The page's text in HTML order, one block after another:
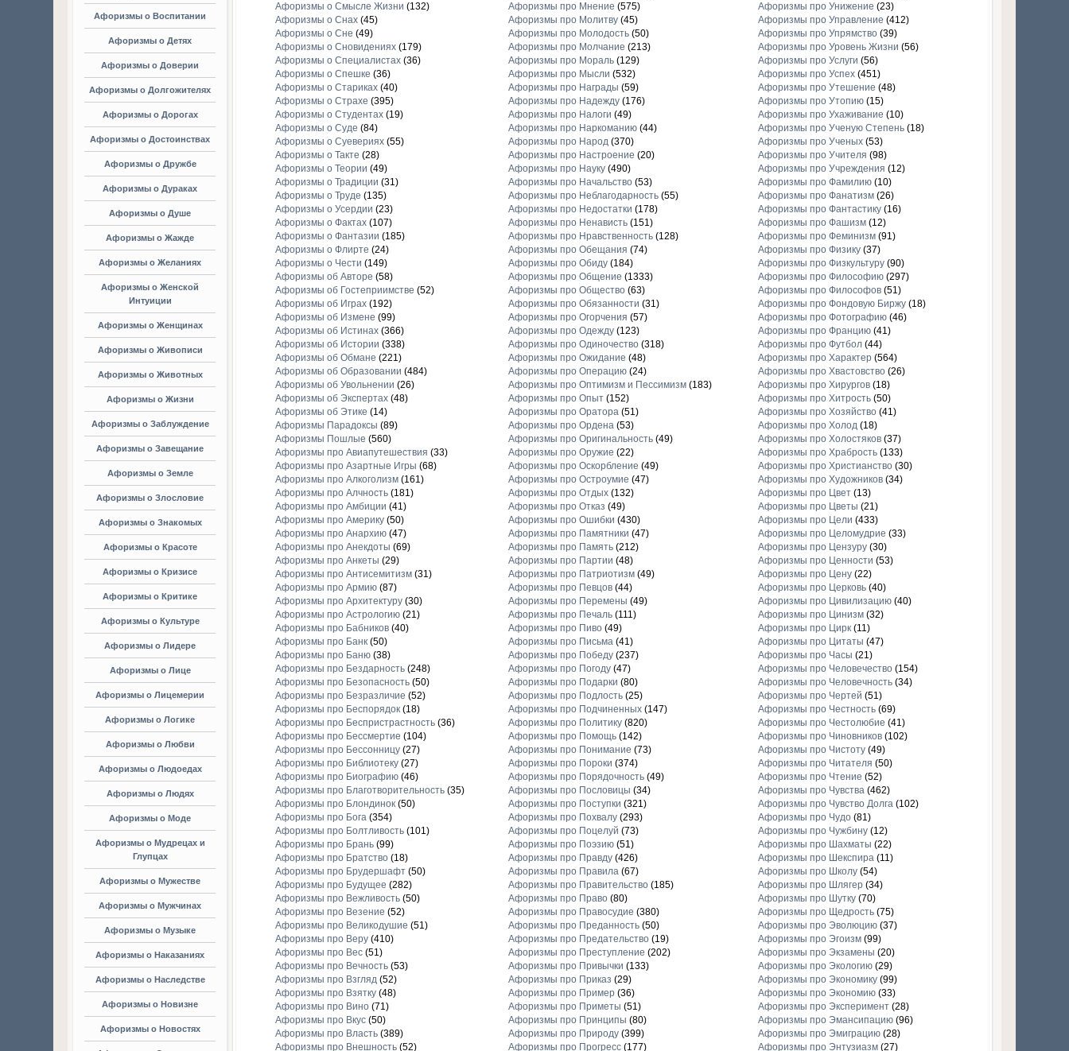
Афоризмы о Воспитании
Афоризмы о Детях
Афоризмы о Доверии
Афоризмы о Долгожителях
Афоризмы о Дорогах
Афоризмы о Достоинствах
Афоризмы о Дружбе
Афоризмы о Дураках
Афоризмы о Душе
Афоризмы о Жажде
Афоризмы о Желаниях
Афоризмы о Женской
Интуиции
Афоризмы о Женщинах
Афоризмы о Живописи
Афоризмы о Животных
Афоризмы о Жизни
Афоризмы о Заблуждение
Афоризмы о Завещание
Афоризмы о Земле
Афоризмы о Злословие
Афоризмы о Знакомых
Афоризмы о Красоте
Афоризмы о Кризисе
Афоризмы о Критике
Афоризмы о Культуре
Афоризмы о Лидере
Афоризмы о Лице
Афоризмы о Лицемерии
Афоризмы о Логике
Афоризмы о Любви
Афоризмы о Людоедах
Афоризмы о Людях
Афоризмы о Моде
Афоризмы о Мудрецах и
Глупцах
Афоризмы о Мужестве
Афоризмы о Мужчинах
Афоризмы о Музыке
Афоризмы о Наказаниях
Афоризмы о Наследстве
Афоризмы о Новизне
Афоризмы о Новостях
Афоризмы о Смысле Жизни (132)
Афоризмы о Снах(45)
Афоризмы о Сне (49)
Афоризмы о Сновидениях(179)
Афоризмы о Специалистах(36)
Афоризмы о Спешке (36)
Афоризмы о Стариках(40)
Афоризмы о Страхе (395)
Афоризмы о Студентах(19)
Афоризмы о Суде (84)
Афоризмы о Суевериях(55)
Афоризмы о Такте (28)
Афоризмы о Теории (49)
Афоризмы о Традиции (31)
Афоризмы о Труде (135)
Афоризмы о Усердии (23)
Афоризмы о Фактах(107)
Афоризмы о Фантазии (185)
Афоризмы о Флирте (24)
Афоризмы о Чести (149)
Афоризмы об Авторе (58)
Афоризмы об Гостеприимстве (52)
Афоризмы об Играх(192)
Афоризмы об Измене (99)
Афоризмы об Истинах(366)
Афоризмы об Истории (338)
Афоризмы об Обмане (221)
Афоризмы об Образовании (484)
Афоризмы об Увольнении (26)
Афоризмы об Экспертах(48)
Афоризмы об Этике (14)
Афоризмы Парадоксы (89)
Афоризмы Пошлые (560)
Афоризмы про Авиапутешествия (33)
Афоризмы про Азартные Игры (68)
Афоризмы про Алкоголизм(161)
Афоризмы про Алчность(181)
Афоризмы про Амбиции (41)
Афоризмы про Америку(50)
Афоризмы про Анархию(47)
Афоризмы про Анекдоты (69)
Афоризмы про Анкеты (29)
Афоризмы про Антисемитизм(31)
Афоризмы про Армию(87)
Афоризмы про Архитектуру(30)
Афоризмы про Астрологию(21)
Афоризмы про Бабников(40)
Афоризмы про Банк(50)
Афоризмы про Баню(38)
Афоризмы про Бездарность(248)
Афоризмы про Безопасность(50)
Афоризмы про Безразличие (52)
Афоризмы про Беспорядок(18)
Афоризмы про Беспристрастность(36)
Афоризмы про Бессмертие (104)
Афоризмы про Бессонницу(27)
Афоризмы про Библиотеку(27)
Афоризмы про Биографию(46)
Афоризмы про Благотворительность(35)
Афоризмы про Блондинок(50)
Афоризмы про Бога(354)
Афоризмы про Болтливость(101)
Афоризмы про Брань(99)
Афоризмы про Братство(18)
Афоризмы про Брудершафт(50)
Афоризмы про Будущее (282)
Афоризмы про Вежливость(50)
Афоризмы про Везение (52)
Афоризмы про Великодушие (51)
Афоризмы про Веру(410)
Афоризмы про Вес(51)
Афоризмы про Вечность(53)
Афоризмы про Взгляд(52)
Афоризмы про Взятку(48)
Афоризмы про Вино(71)
Афоризмы про Вкус(50)
Афоризмы про Власть(389)
Афоризмы про Внешность(52)
Афоризмы про Мнение (575)
Афоризмы про Молитву(45)
Афоризмы про Молодость(50)
Афоризмы про Молчание (213)
Афоризмы про Мораль(129)
Афоризмы про Мысли (532)
Афоризмы про Награды (59)
Афоризмы про Надежду(176)
Афоризмы про Налоги (49)
Афоризмы про Наркоманию(44)
Афоризмы про Народ(370)
Афоризмы про Настроение (20)
Афоризмы про Науку(490)
Афоризмы про Начальство(53)
Афоризмы про Неблагодарность(55)
Афоризмы про Недостатки (178)
Афоризмы про Ненависть(151)
Афоризмы про Нравственность(128)
Афоризмы про Обещания (74)
Афоризмы про Обиду(184)
Афоризмы про Общение (1333)
Афоризмы про Общество(63)
Афоризмы про Обязанности (31)
Афоризмы про Огорчения (57)
Афоризмы про Одежду(123)
Афоризмы про Одиночество(318)
Афоризмы про Ожидание (48)
Афоризмы про Операцию(24)
Афоризмы про Оптимизм и Пессимизм(183)
Афоризмы про Опыт(152)
Афоризмы про Оратора(51)
Афоризмы про Ордена(53)
Афоризмы про Оригинальность(49)
Афоризмы про Оружие (22)
Афоризмы про Оскорбление (49)
Афоризмы про Остроумие (47)
Афоризмы про Отдых(132)
Афоризмы про Отказ (49)
Афоризмы про Ошибки (430)
Афоризмы про Памятники (47)
Афоризмы про Память(212)
Афоризмы про Партии (48)
Афоризмы про Патриотизм(49)
Афоризмы про Певцов(44)
Афоризмы про Перемены (49)
Афоризмы про Печаль(111)
Афоризмы про Пиво(49)
Афоризмы про Письма(41)
Афоризмы про Победу(237)
Афоризмы про Погоду(47)
Афоризмы про Подарки (80)
Афоризмы про Подлость(25)
Афоризмы про Подчиненных(147)
Афоризмы про Политику(820)
Афоризмы про Помощь(142)
Афоризмы про Понимание (73)
Афоризмы про Пороки (374)
Афоризмы про Порядочность(49)
Афоризмы про Пословицы (34)
Афоризмы про Поступки (321)
Афоризмы про Похвалу(293)
Афоризмы про Поцелуй (73)
Афоризмы про Поэзию(51)
Афоризмы про Правду(426)
Афоризмы про Правила(67)
Афоризмы про Правительство(185)
Афоризмы про Право(80)
Афоризмы про Правосудие (380)
Афоризмы про Преданность(50)
Афоризмы про Предательство(19)
Афоризмы про Преступление (202)
Афоризмы про Привычки (133)
Афоризмы про Приказ (29)
Афоризмы про Пример(36)
Афоризмы про Приметы (51)
Афоризмы про Принципы (80)
Афоризмы про Природу(399)
Афоризмы про Прогресс(177)
Афоризмы про Унижение (23)
Афоризмы про Управление (412)
Афоризмы про Упрямство(39)
Афоризмы про Уровень Жизни (56)
Афоризмы про Услуги (56)
Афоризмы про Успех(451)
Афоризмы про Утешение (48)
Афоризмы про Утопию(15)
Афоризмы про Ухаживание (10)
Афоризмы про Ученую Степень(18)
Афоризмы про Ученых(53)
Афоризмы про Учителя (98)
Афоризмы про Учреждения (12)
Афоризмы про Фамилию(10)
Афоризмы про Фанатизм(26)
Афоризмы про Фантастику(16)
Афоризмы про Фашизм(12)
Афоризмы про Феминизм(91)
Афоризмы про Физику(37)
Афоризмы про Физкультуру(90)
Афоризмы про Философию(297)
Афоризмы про Философов(51)
Афоризмы про Фондовую Биржу(18)
Афоризмы про Фотографию(46)
Афоризмы про Францию(41)
Афоризмы про Футбол(44)
Афоризмы про Характер(564)
Афоризмы про Хвастовство(26)
Афоризмы про Хирургов(18)
Афоризмы про Хитрость(50)
Афоризмы про Хозяйство(41)
Афоризмы про Холод(18)
Афоризмы про Холостяков(37)
Афоризмы про Храбрость(133)
Афоризмы про Христианство(30)
Афоризмы про Художников(34)
Афоризмы про Цвет(13)
Афоризмы про Цветы (21)
Афоризмы про Цели (433)
Афоризмы про Целомудрие (33)
Афоризмы про Цензуру(30)
Афоризмы про Ценности (53)
Афоризмы про Цену(22)
Афоризмы про Церковь(40)
Афоризмы про Цивилизацию(40)
Афоризмы про Цинизм(32)
Афоризмы про Цирк(11)
Афоризмы про Цитаты (47)
Афоризмы про Часы (21)
Афоризмы про Человечество(154)
Афоризмы про Человечность(34)
Афоризмы про Чертей (51)
Афоризмы про Честность(69)
Афоризмы про Честолюбие (41)
Афоризмы про Чиновников(102)
Афоризмы про Чистоту(49)
Афоризмы про Читателя (50)
Афоризмы про Чтение (52)
Афоризмы про Чувства(462)
Афоризмы про Чувство Долга(102)
Афоризмы про Чудо(81)
Афоризмы про Чужбину(12)
Афоризмы про Шахматы (22)
Афоризмы про Шекспира(11)
Афоризмы про Школу(54)
Афоризмы про Шлягер(34)
Афоризмы про Шутку(70)
Афоризмы про Щедрость(75)
Афоризмы про Эволюцию(37)
Афоризмы про Эгоизм(99)
Афоризмы про Экзамены (20)
Афоризмы про Экологию(29)
Афоризмы про Экономику(99)
Афоризмы про Экономию(33)
Афоризмы про Эксперимент(28)
Афоризмы про Эмансипацию(96)
Афоризмы про Эмиграцию(28)
Афоризмы про Энтузиазм(27)